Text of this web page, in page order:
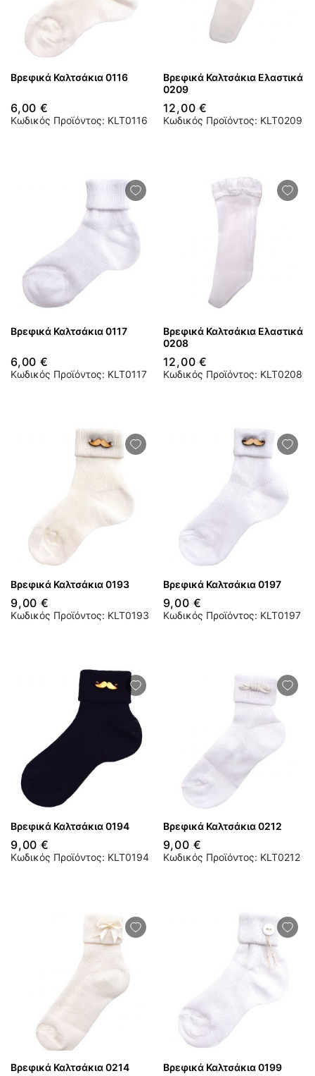
Βρεφικά Καλτσάκια 0116
6,00 €
Κωδικός Προϊόντος: KLT0116
Βρεφικά Καλτσάκια Ελαστικά
0209
12,00 €
Κωδικός Προϊόντος: KLT0209
Βρεφικά Καλτσάκια 0117
6,00 €
Κωδικός Προϊόντος: KLT0117
Βρεφικά Καλτσάκια Ελαστικά
0208
12,00 €
Κωδικός Προϊόντος: KLT0208
Βρεφικά Καλτσάκια 0193
9,00 €
Κωδικός Προϊόντος: KLT0193
Βρεφικά Καλτσάκια 0197
9,00 €
Κωδικός Προϊόντος: KLT0197
Βρεφικά Καλτσάκια 0194
9,00 €
Κωδικός Προϊόντος: KLT0194
Βρεφικά Καλτσάκια 0212
9,00 €
Κωδικός Προϊόντος: KLT0212
Βρεφικά Καλτσάκια 0214 Βρεφικά Καλτσάκια 0199